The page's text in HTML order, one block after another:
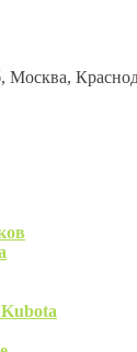
Москва,